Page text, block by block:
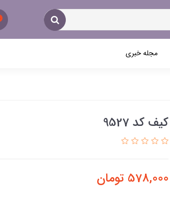
مجله خبری
کیف کد 9527
578,000 تومان